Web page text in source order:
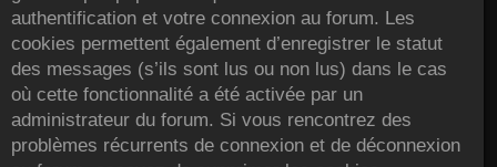
authentification et votre connexion au forum. Les
cookies permettent également d’enregistrer le statut
des messages (s’ils sont lus ou non lus) dans le cas
où cette fonctionnalité a été activée par un
administrateur du forum. Si vous rencontrez des
problèmes récurrents de connexion et de déconnexion